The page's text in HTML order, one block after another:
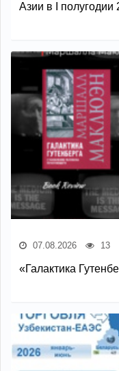
Азии в I полугодии
07.08.2026 13
«Галактика